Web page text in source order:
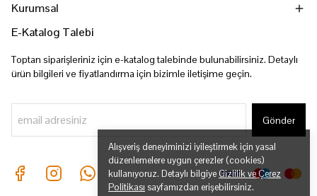
Alışveriş deneyiminizi iyileştirmek için yasal
düzenlemelere uygun çerezler (cookies)
kullanıyoruz. Detaylı bilgiye Gizlilik ve Çerez
Politikası sayfamızdan erişebilirsiniz.
Kurumsal
E-Katalog Talebi
Toptan siparişleriniz için e-katalog talebinde bulunabilirsiniz. Detaylı
ürün bilgileri ve fiyatlandırma için bizimle iletişime geçin.
Gönder